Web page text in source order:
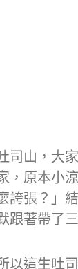
司山，大
，原本小
誇張？」
跟著帶了
以這生吐